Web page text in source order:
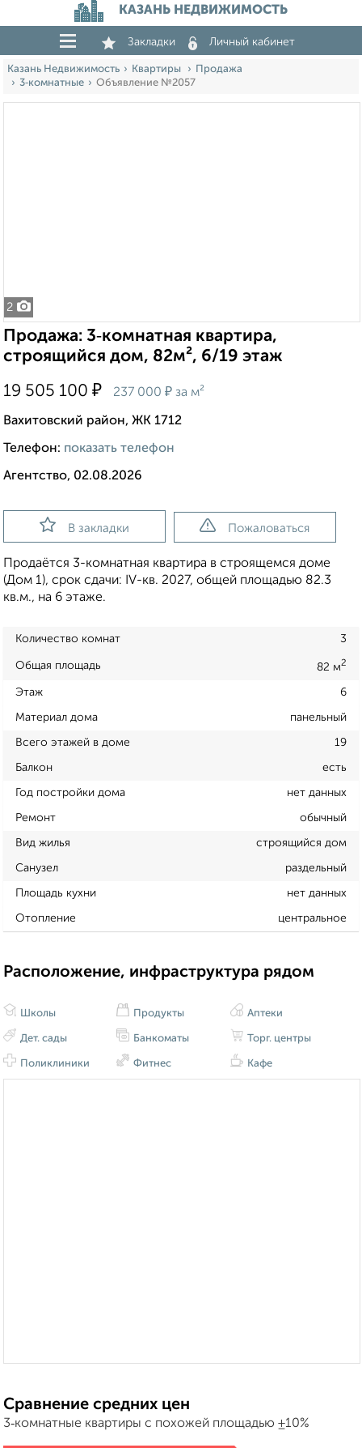
КАЗАНЬ НЕДВИЖИМОСТЬ
Закладки Личный кабинет
Казань Недвижимость Квартиры
Продажа
3‑комнатные
Объявление №2057
2
Продажа: 3‑комнатная квартира,
строящийся дом, 82м², 6/19 этаж
19 505 100 ₽ 237 000 ₽ за м²
Вахитовский район, ЖК 1712
Телефон: показать телефон
Агентство, 02.08.2026
В закладки Пожаловаться
Продаётся 3-комнатная квартира в строящемся доме
(Дом 1), срок сдачи: IV-кв. 2027, общей площадью 82.3
кв.м., на 6 этаже.
Количество комнат 3
Общая площадь 82 м2
Этаж 6
Материал дома панельный
Всего этажей в доме 19
Балкон есть
Год постройки дома нет данных
Ремонт обычный
Вид жилья строящийся дом
Санузел раздельный
Площадь кухни нет данных
Отопление центральное
Расположение, инфраструктура рядом
Школы
Дет. сады
Поликлиники
Продукты
Банкоматы
Фитнес
Аптеки
Торг. центры
Кафе
Сравнение средних цен
3‑комнатные квартиры с похожей площадью ±10%